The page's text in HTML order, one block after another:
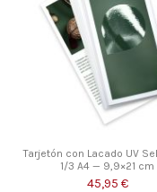
Tarjetón con Lacado UV
1/3 A4 — 9,9×21 cm
45,95 €